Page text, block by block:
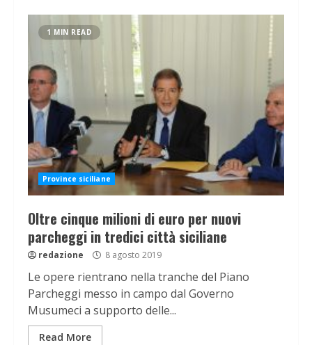
1 MIN READ
Province siciliane
Oltre cinque milioni di euro per nuovi
parcheggi in tredici città siciliane
redazione 8 agosto 2019
Le opere rientrano nella tranche del Piano
Parcheggi messo in campo dal Governo
Musumeci a supporto delle...
Read More